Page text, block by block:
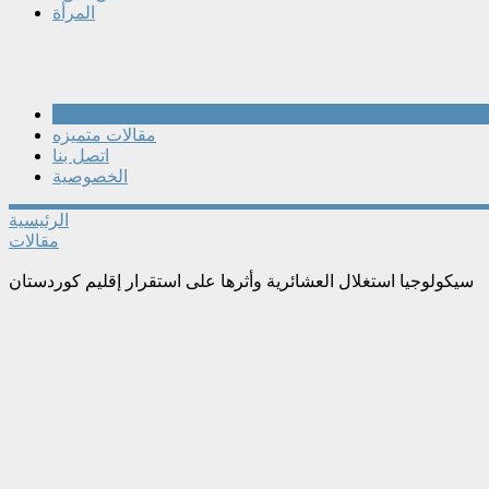
المرأة
مقالات متميزه
اتصل بنا
الخصوصية
الرئيسية
مقالات
سيكولوجيا استغلال العشائرية وأثرها على استقرار إقليم كوردستان